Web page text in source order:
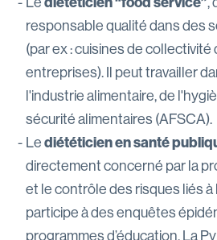
responsable qualité dans des
(par ex : cuisines de collectivité
entreprises). Il peut travailler
l'industrie alimentaire, de
sécurité alimentaires (AFSCA).
Lediététicien en santé
directement concerné par la
et le contrôle des risques liés à
participe à des enquêtes
programmes d’éducation. La